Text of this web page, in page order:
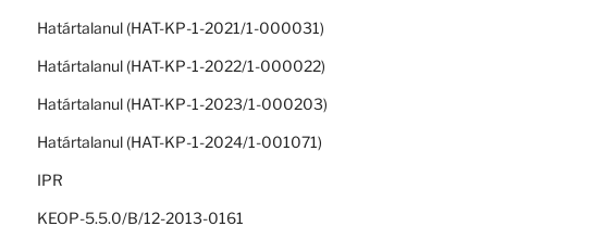
Határtalanul (HAT-KP-1-2021/1-000031)
Határtalanul (HAT-KP-1-2022/1-000022)
Határtalanul (HAT-KP-1-2023/1-000203)
Határtalanul (HAT-KP-1-2024/1-001071)
IPR
KEOP-5.5.0/B/12-2013-0161